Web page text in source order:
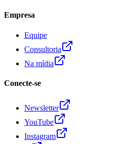
Empresa
Equipe
Consultoria
Na mídia
Conecte-se
Newsletter
YouTube
Instagram